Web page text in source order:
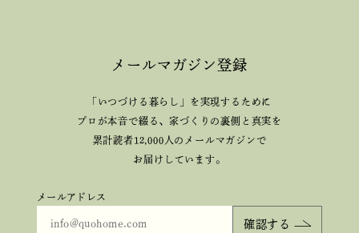
メールマガジン登録
「いつづける暮らし」を実現するために
プロが本音で綴る、家づくりの裏側と真実を
累計読者12,000人のメールマガジンで
お届けしています。
メールアドレス